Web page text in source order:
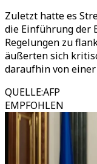
Zuletzt hatte es
die Einführung der
Regelungen zu
äußerten sich
daraufhin von
QUELLE:AFP
EMPFOHLEN